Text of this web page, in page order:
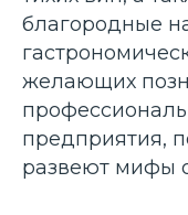
благородные
желающих
предприятия,
развеют мифы